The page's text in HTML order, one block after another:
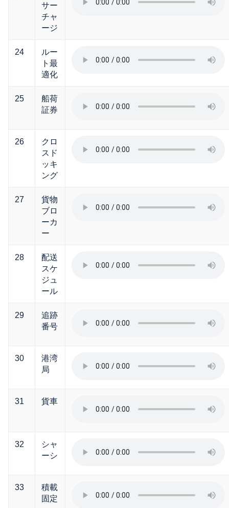
サー
チャ
ージ
24
ルー
ト最
適化
25
船荷
証券
26
クロ
スド
ッキ
ング
27
貨物
ブロ
ーカ
ー
28
配送
スケ
ジュ
ール
29
追跡
番号
30
港湾
局
31 貨車
32
シャ
ーシ
33
積載
固定